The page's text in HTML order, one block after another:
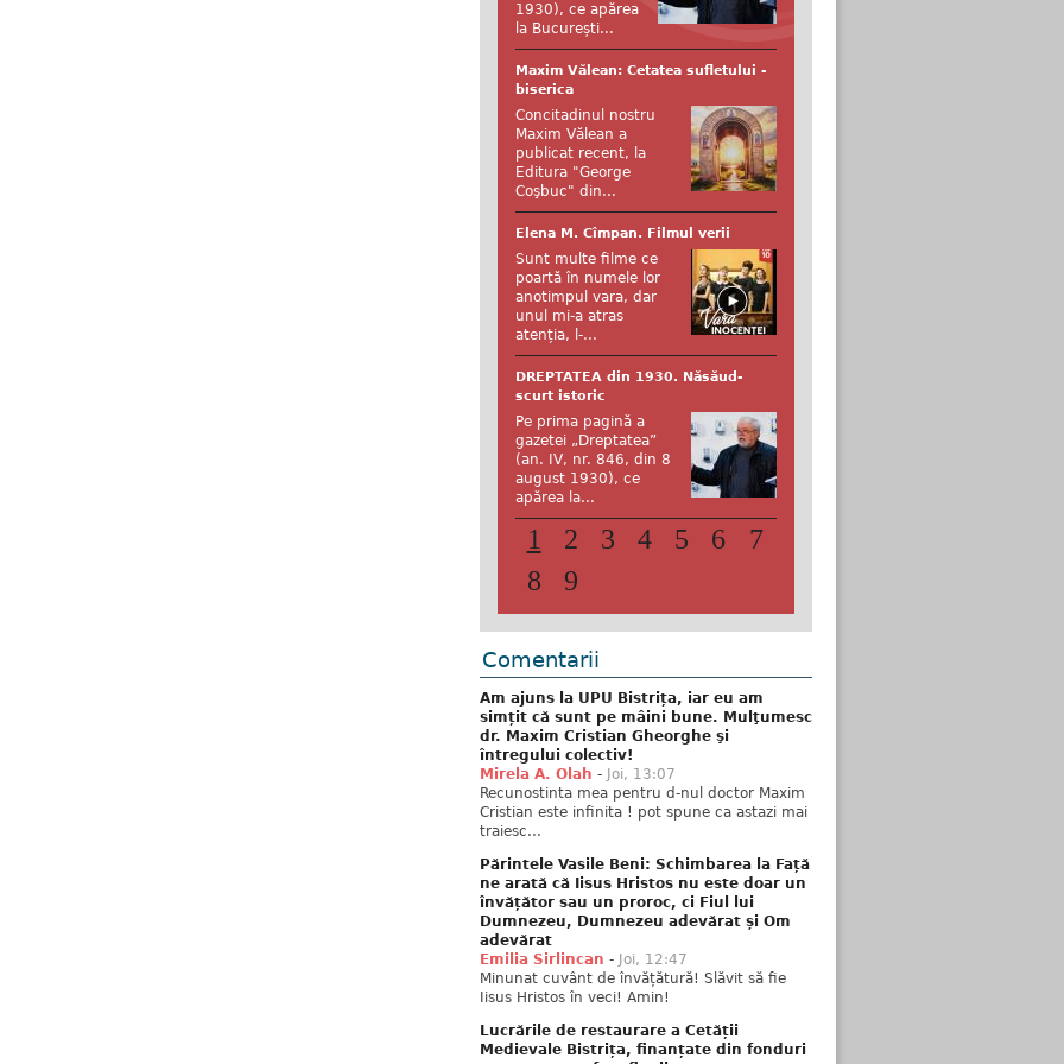
1930), ce apărea
la București...
Maxim Vălean: Cetatea sufletului -
biserica
Concitadinul nostru
Maxim Vălean a
publicat recent, la
Editura "George
Coşbuc" din...
Elena M. Cîmpan. Filmul verii
Sunt multe filme ce
poartă în numele lor
anotimpul vara, dar
unul mi-a atras
atenția, l-...
DREPTATEA din 1930. Năsăud-
scurt istoric
Pe prima pagină a
gazetei „Dreptatea”
(an. IV, nr. 846, din 8
august 1930), ce
apărea la...
1 2 3 4 5 6
7
8
9
Comentarii
Am ajuns la UPU Bistrița, iar eu am
simțit că sunt pe mâini bune. Mulţumesc
dr. Maxim Cristian Gheorghe şi
întregului colectiv!
Mirela A. Olah - Joi, 13:07
Recunostinta mea pentru d-nul doctor Maxim
Cristian este infinita ! pot spune ca astazi mai
traiesc...
Părintele Vasile Beni: Schimbarea la Față
ne arată că Iisus Hristos nu este doar un
învățător sau un proroc, ci Fiul lui
Dumnezeu, Dumnezeu adevărat și Om
adevărat
Emilia Sirlincan - Joi, 12:47
Minunat cuvânt de învățătură! Slăvit să fie
Iisus Hristos în veci! Amin!
Lucrările de restaurare a Cetății
Medievale Bistrița, finanțate din fonduri